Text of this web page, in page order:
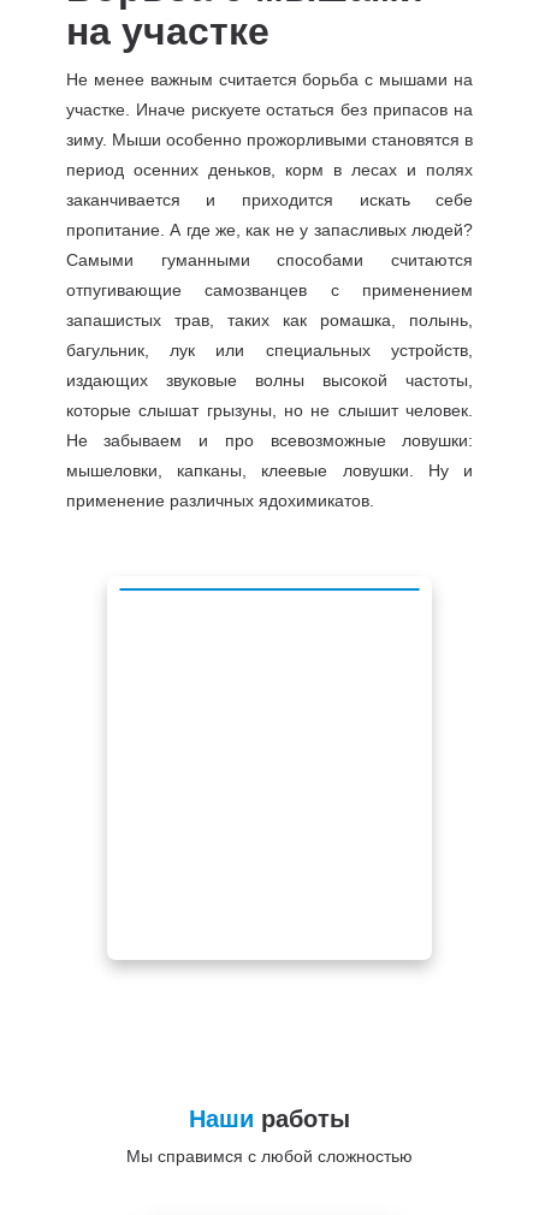
на участке
Не менее важным считается борьба с мышами на
участке. Иначе рискуете остаться без припасов на
зиму. Мыши особенно прожорливыми становятся в
период осенних деньков, корм в лесах и полях
заканчивается и приходится искать себе
пропитание. А где же, как не у запасливых людей?
Самыми гуманными способами считаются
отпугивающие самозванцев с применением
запашистых трав, таких как ромашка, полынь,
багульник, лук или специальных устройств,
издающих звуковые волны высокой частоты,
которые слышат грызуны, но не слышит человек.
Не забываем и про всевозможные ловушки:
мышеловки, капканы, клеевые ловушки. Ну и
применение различных ядохимикатов.
Наши работы
Мы справимся с любой сложностью